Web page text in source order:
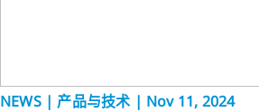
NEWS | 产品与技术 | Nov 11, 2024